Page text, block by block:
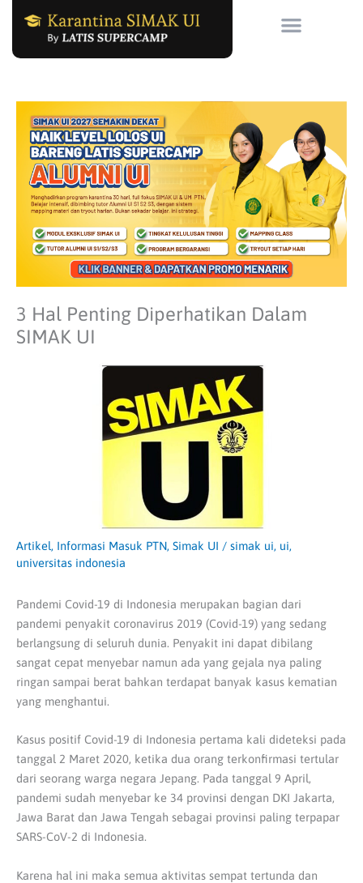
3 Hal Penting Diperhatikan Dalam
SIMAK UI
Artikel, Informasi Masuk PTN, Simak UI / simak ui, ui,
universitas indonesia
Pandemi Covid-19 di Indonesia merupakan bagian dari
pandemi penyakit coronavirus 2019 (Covid-19) yang sedang
berlangsung di seluruh dunia. Penyakit ini dapat dibilang
sangat cepat menyebar namun ada yang gejala nya paling
ringan sampai berat bahkan terdapat banyak kasus kematian
yang menghantui.
Kasus positif Covid-19 di Indonesia pertama kali dideteksi pada
tanggal 2 Maret 2020, ketika dua orang terkonfirmasi tertular
dari seorang warga negara Jepang. Pada tanggal 9 April,
pandemi sudah menyebar ke 34 provinsi dengan DKI Jakarta,
Jawa Barat dan Jawa Tengah sebagai provinsi paling terpapar
SARS-CoV-2 di Indonesia.
Karena hal ini maka semua aktivitas sempat tertunda dan